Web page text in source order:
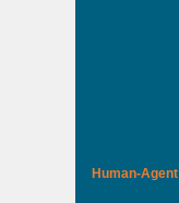
Human-